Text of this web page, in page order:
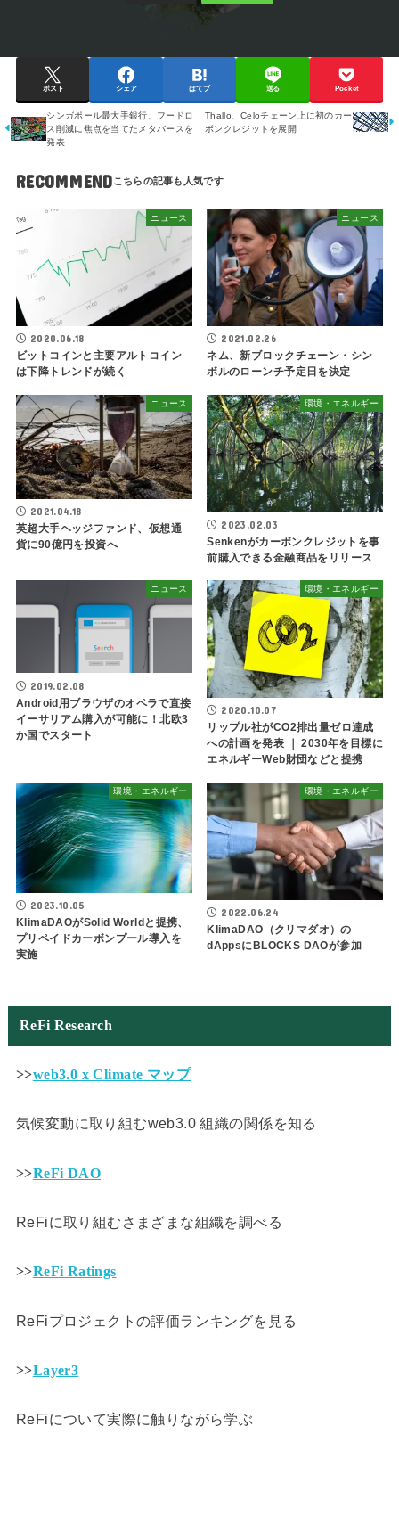
ポスト シェア はてブ 送る Pocket
シンガポール最大手銀行、フードロ
ス削減に焦点を当てたメタバースを
発表
Thallo、Celoチェーン上に初のカー
ボンクレジットを展開
RECOMMEND
ニュース
2020.06.18
ビットコインと主要アルトコイン
は下降トレンドが続く
ニュース
2021.02.26
ネム、新ブロックチェーン・シン
ボルのローンチ予定日を決定
ニュース
2021.04.18
英超大手ヘッジファンド、仮想通
貨に90億円を投資へ
環境・エネルギー
2023.02.03
Senkenがカーボンクレジットを事
前購入できる金融商品をリリース
ニュース
2019.02.08
Android用ブラウザのオペラで直接
イーサリアム購入が可能に！北欧3
か国でスタート
環境・エネルギー
2020.10.07
リップル社がCO2排出量ゼロ達成
への計画を発表 ｜ 2030年を目標に
エネルギーWeb財団などと提携
環境・エネルギー
2023.10.05
KlimaDAOがSolid Worldと提携、
プリペイドカーボンプール導入を
実施
環境・エネルギー
2022.06.24
KlimaDAO（クリマダオ）の
dAppsにBLOCKS DAOが参加
ReFi Research
>>web3.0 x Climate マップ
気候変動に取り組むweb3.0 組織の関係を知る
>>ReFi DAO
ReFiに取り組むさまざまな組織を調べる
>>ReFi Ratings
ReFiプロジェクトの評価ランキングを見る
>>Layer3
ReFiについて実際に触りながら学ぶ